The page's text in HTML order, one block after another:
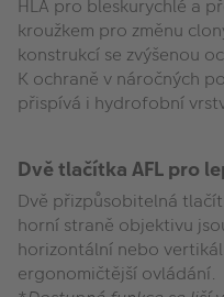
HLA pro bleskurychlé a
kroužkem pro změnu
konstrukcí se zvýšenou
K ochraně v náročných
přispívá i hydrofobní
Dvě tlačítka AFL pro
Dvě přizpůsobitelná
horní straně objektivu
horizontální nebo
ergonomičtější ovládání.